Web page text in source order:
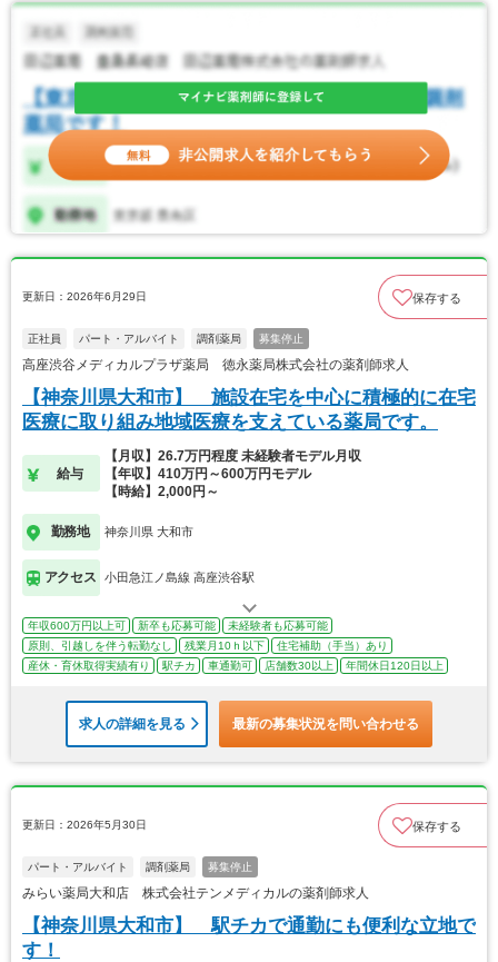
更新日：2026年6月29日 保存する
正社員 パート・アルバイト 調剤薬局 募集停止
高座渋谷メディカルプラザ薬局 徳永薬局株式会社の薬剤師求人
【神奈川県大和市】 施設在宅を中心に積極的に在宅
医療に取り組み地域医療を支えている薬局です。
給与
【月収】26.7万円程度 未経験者モデル月収
【年収】410万円～600万円モデル
【時給】2,000円～
勤務地 神奈川県 大和市
アクセス 小田急江ノ島線 高座渋谷駅
年収600万円以上可 新卒も応募可能
未経験者も応募可能
原則、引越しを伴う転勤なし
残業月10ｈ以下
住宅補助（手当）あり
産休・育休取得実績有り
駅チカ 車通勤可 店舗数30以上 年間休日120日以上
求人の詳細を見る 最新の募集状況を問い合わせる
更新日：2026年5月30日 保存する
パート・アルバイト 調剤薬局 募集停止
みらい薬局大和店 株式会社テンメディカルの薬剤師求人
【神奈川県大和市】 駅チカで通勤にも便利な立地で
す！